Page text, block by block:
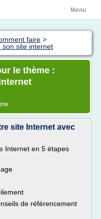
Menu
faire >
son site internet
le thème :
site Internet avec
Internet en 5 étapes
de référencement